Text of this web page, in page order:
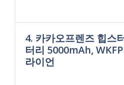
4. 카카오프렌즈 힙스
터리 5000mAh,
라이언